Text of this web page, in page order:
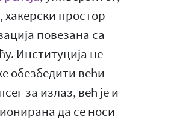
хакерски простор
повезана са
Институција не
обезбедити већи
за излаз, већ је и
да се носи